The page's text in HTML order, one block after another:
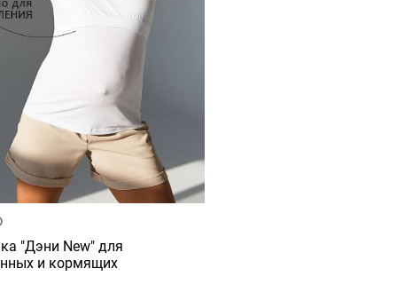
"Дэни New" для
и кормящих